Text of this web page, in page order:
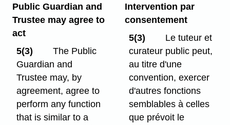
Public Guardian and
Trustee may agree to
act
5(3)
The Public
Guardian and
Trustee may, by
agreement, agree to
perform any function
that is similar to a
Intervention par
consentement
5(3)
Le tuteur et
curateur public peut,
au titre d'une
convention, exercer
d'autres fonctions
semblables à celles
que prévoit le